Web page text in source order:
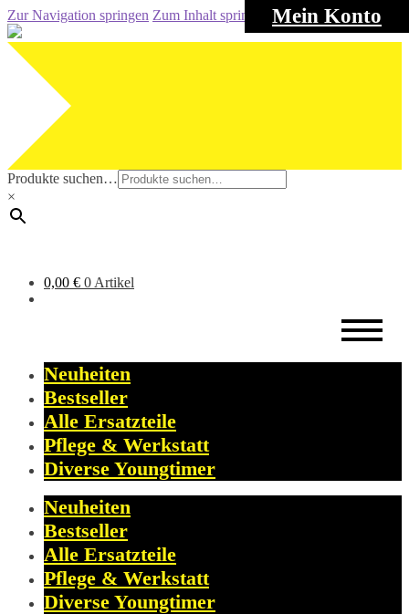
Mein Konto
Zur Navigation springen Zum Inhalt springen
Produkte suchen…
×
0,00 € 0 Artikel
Neuheiten
Bestseller
Alle Ersatzteile
Pflege & Werkstatt
Diverse Youngtimer
Neuheiten
Bestseller
Alle Ersatzteile
Pflege & Werkstatt
Diverse Youngtimer